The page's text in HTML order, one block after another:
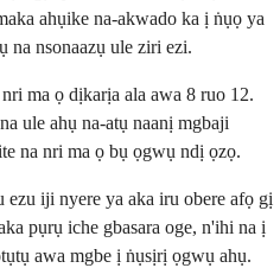
ahụike na-akwado ka ị ṅụọ ya
na nsonaazụ ule ziri ezi.
ma ọ dịkarịa ala awa 8 ruo 12.
ule ahụ na-atụ naanị mgbaji
na nri ma ọ bụ ọgwụ ndị ọzọ.
iji nyere ya aka iru obere afọ gị
pụrụ iche gbasara oge, n'ihi na ị
awa mgbe ị ṅụsịrị ọgwụ ahụ.